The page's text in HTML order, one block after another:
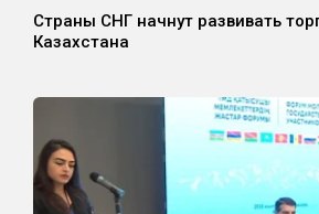
Страны СНГ начнут развивать
Казахстана